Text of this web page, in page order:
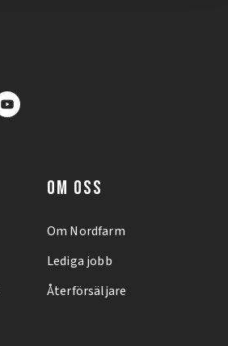
OM OSS
Om Nordfarm
Lediga jobb
Återförsäljare